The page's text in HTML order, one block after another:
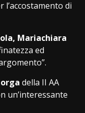
di
Mariachiara
ed
della II AA
un’interessante